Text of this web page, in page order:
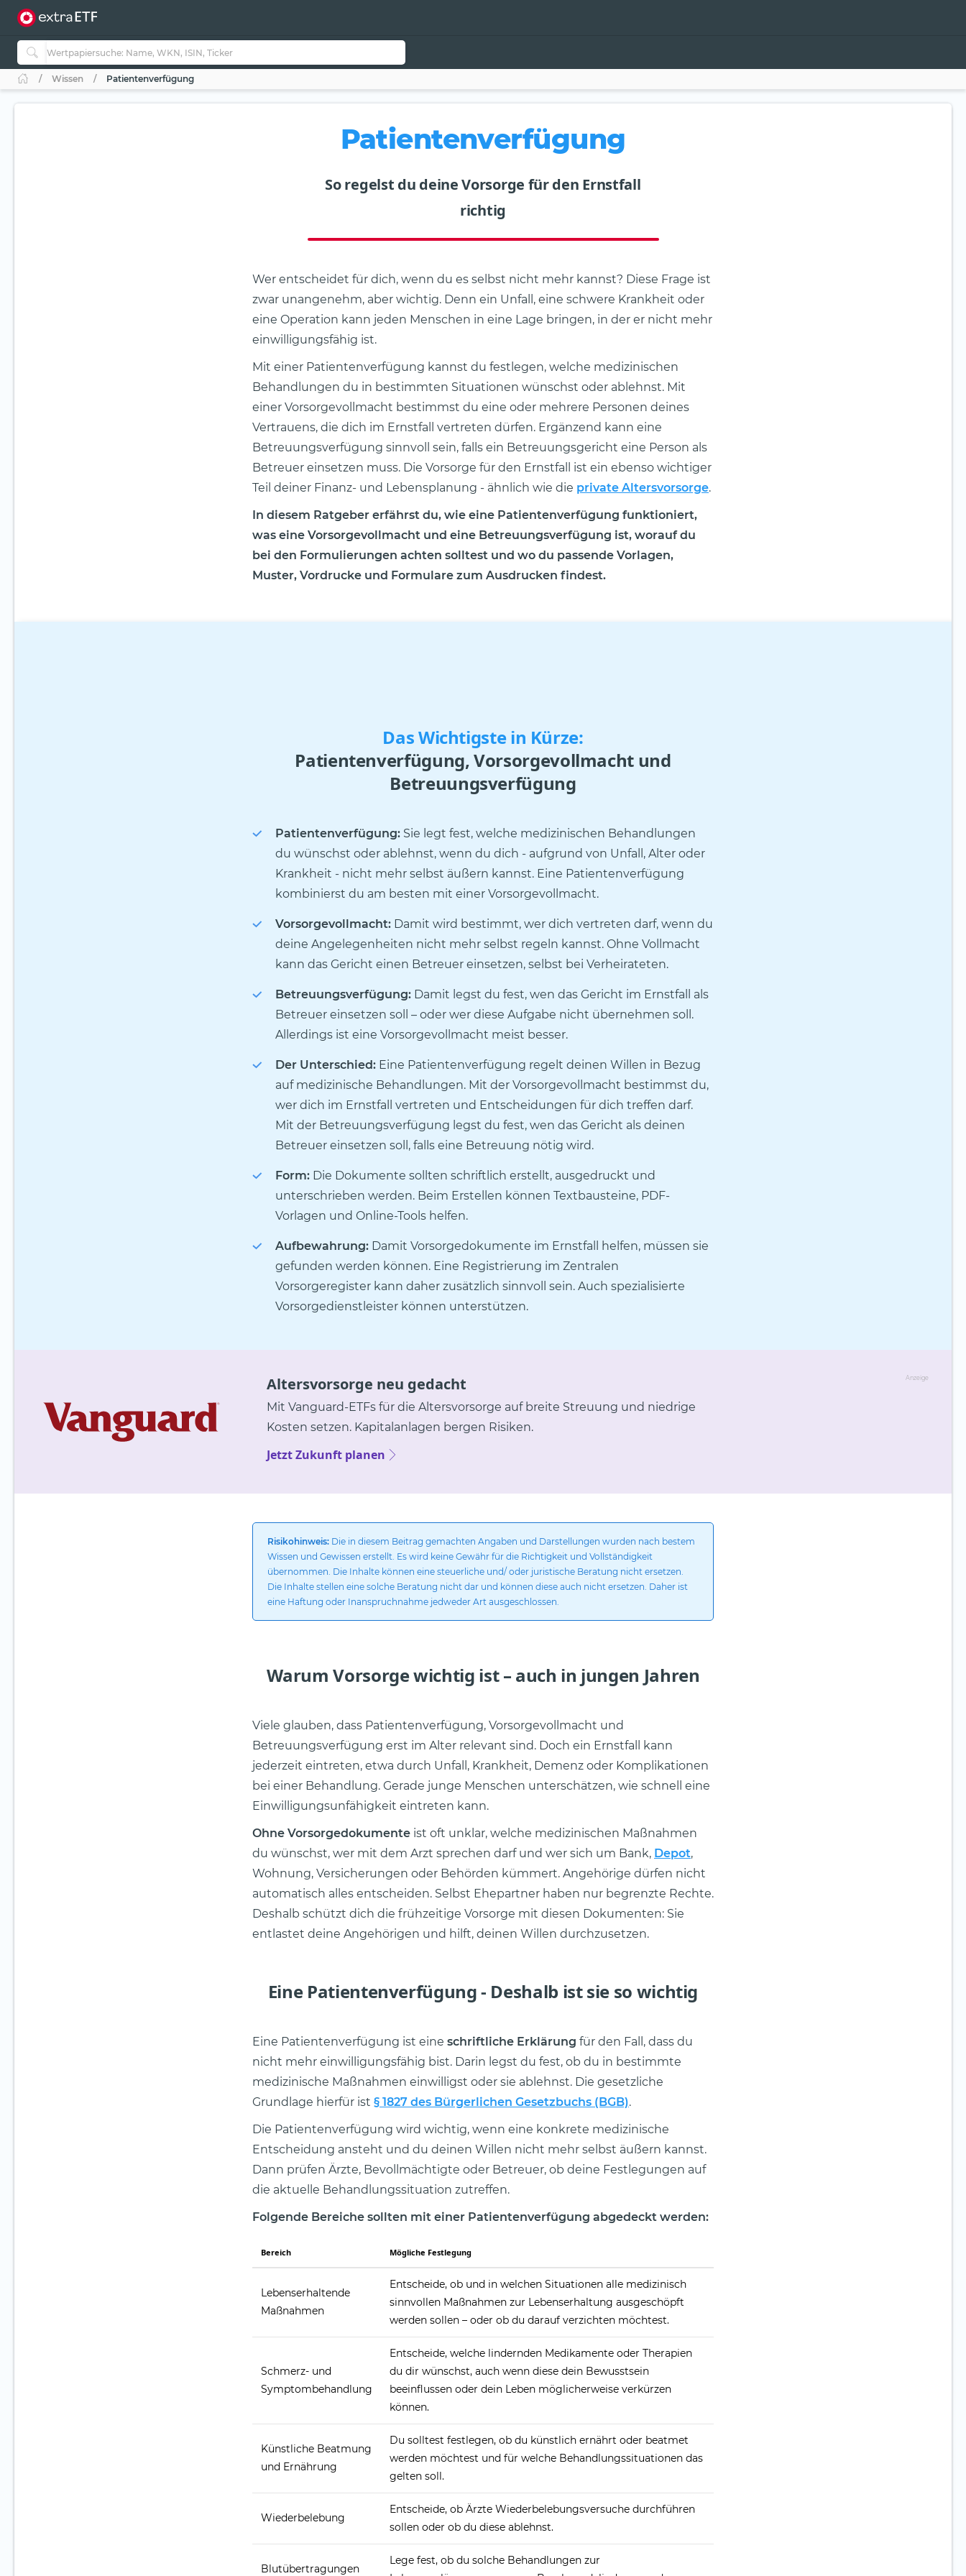
Wissen Patientenverfügung
Patientenverfügung
So regelst du deine Vorsorge für den Ernstfall
richtig
Wer entscheidet für dich, wenn du es selbst nicht mehr kannst? Diese Frage ist
zwar unangenehm, aber wichtig. Denn ein Unfall, eine schwere Krankheit oder
eine Operation kann jeden Menschen in eine Lage bringen, in der er nicht mehr
einwilligungsfähig ist.
Mit einer Patientenverfügung kannst du festlegen, welche medizinischen
Behandlungen du in bestimmten Situationen wünschst oder ablehnst. Mit
einer Vorsorgevollmacht bestimmst du eine oder mehrere Personen deines
Vertrauens, die dich im Ernstfall vertreten dürfen. Ergänzend kann eine
Betreuungsverfügung sinnvoll sein, falls ein Betreuungsgericht eine Person als
Betreuer einsetzen muss. Die Vorsorge für den Ernstfall ist ein ebenso wichtiger
Teil deiner Finanz- und Lebensplanung - ähnlich wie die private Altersvorsorge.
In diesem Ratgeber erfährst du, wie eine Patientenverfügung funktioniert,
was eine Vorsorgevollmacht und eine Betreuungsverfügung ist, worauf du
bei den Formulierungen achten solltest und wo du passende Vorlagen,
Muster, Vordrucke und Formulare zum Ausdrucken findest.
Das Wichtigste in Kürze:
Patientenverfügung, Vorsorgevollmacht und
Betreuungsverfügung
Patientenverfügung: Sie legt fest, welche medizinischen Behandlungen
du wünschst oder ablehnst, wenn du dich - aufgrund von Unfall, Alter oder
Krankheit - nicht mehr selbst äußern kannst. Eine Patientenverfügung
kombinierst du am besten mit einer Vorsorgevollmacht.
Vorsorgevollmacht: Damit wird bestimmt, wer dich vertreten darf, wenn du
deine Angelegenheiten nicht mehr selbst regeln kannst. Ohne Vollmacht
kann das Gericht einen Betreuer einsetzen, selbst bei Verheirateten.
Betreuungsverfügung: Damit legst du fest, wen das Gericht im Ernstfall als
Betreuer einsetzen soll – oder wer diese Aufgabe nicht übernehmen soll.
Allerdings ist eine Vorsorgevollmacht meist besser.
Der Unterschied: Eine Patientenverfügung regelt deinen Willen in Bezug
auf medizinische Behandlungen. Mit der Vorsorgevollmacht bestimmst du,
wer dich im Ernstfall vertreten und Entscheidungen für dich treffen darf.
Mit der Betreuungsverfügung legst du fest, wen das Gericht als deinen
Betreuer einsetzen soll, falls eine Betreuung nötig wird.
Form: Die Dokumente sollten schriftlich erstellt, ausgedruckt und
unterschrieben werden. Beim Erstellen können Textbausteine, PDF-
Vorlagen und Online-Tools helfen.
Aufbewahrung: Damit Vorsorgedokumente im Ernstfall helfen, müssen sie
gefunden werden können. Eine Registrierung im Zentralen
Vorsorgeregister kann daher zusätzlich sinnvoll sein. Auch spezialisierte
Vorsorgedienstleister können unterstützen.
Anzeige
Altersvorsorge neu gedacht
Mit Vanguard-ETFs für die Altersvorsorge auf breite Streuung und niedrige
Kosten setzen. Kapitalanlagen bergen Risiken.
Jetzt Zukunft planen
Risikohinweis: Die in diesem Beitrag gemachten Angaben und Darstellungen wurden nach bestem
Wissen und Gewissen erstellt. Es wird keine Gewähr für die Richtigkeit und Vollständigkeit
übernommen. Die Inhalte können eine steuerliche und/ oder juristische Beratung nicht ersetzen.
Die Inhalte stellen eine solche Beratung nicht dar und können diese auch nicht ersetzen. Daher ist
eine Haftung oder Inanspruchnahme jedweder Art ausgeschlossen.
Warum Vorsorge wichtig ist – auch in jungen Jahren
Viele glauben, dass Patientenverfügung, Vorsorgevollmacht und
Betreuungsverfügung erst im Alter relevant sind. Doch ein Ernstfall kann
jederzeit eintreten, etwa durch Unfall, Krankheit, Demenz oder Komplikationen
bei einer Behandlung. Gerade junge Menschen unterschätzen, wie schnell eine
Einwilligungsunfähigkeit eintreten kann.
Ohne Vorsorgedokumente ist oft unklar, welche medizinischen Maßnahmen
du wünschst, wer mit dem Arzt sprechen darf und wer sich um Bank, Depot,
Wohnung, Versicherungen oder Behörden kümmert. Angehörige dürfen nicht
automatisch alles entscheiden. Selbst Ehepartner haben nur begrenzte Rechte.
Deshalb schützt dich die frühzeitige Vorsorge mit diesen Dokumenten: Sie
entlastet deine Angehörigen und hilft, deinen Willen durchzusetzen.
Eine Patientenverfügung - Deshalb ist sie so wichtig
Eine Patientenverfügung ist eine schriftliche Erklärung für den Fall, dass du
nicht mehr einwilligungsfähig bist. Darin legst du fest, ob du in bestimmte
medizinische Maßnahmen einwilligst oder sie ablehnst. Die gesetzliche
Grundlage hierfür ist § 1827 des Bürgerlichen Gesetzbuchs (BGB).
Die Patientenverfügung wird wichtig, wenn eine konkrete medizinische
Entscheidung ansteht und du deinen Willen nicht mehr selbst äußern kannst.
Dann prüfen Ärzte, Bevollmächtigte oder Betreuer, ob deine Festlegungen auf
die aktuelle Behandlungssituation zutreffen.
Folgende Bereiche sollten mit einer Patientenverfügung abgedeckt werden:
Bereich Mögliche Festlegung
Lebenserhaltende
Maßnahmen
Entscheide, ob und in welchen Situationen alle medizinisch
sinnvollen Maßnahmen zur Lebenserhaltung ausgeschöpft
werden sollen – oder ob du darauf verzichten möchtest.
Schmerz- und
Symptombehandlung
Entscheide, welche lindernden Medikamente oder Therapien
du dir wünschst, auch wenn diese dein Bewusstsein
beeinflussen oder dein Leben möglicherweise verkürzen
können.
Künstliche Beatmung
und Ernährung
Du solltest festlegen, ob du künstlich ernährt oder beatmet
werden möchtest und für welche Behandlungssituationen das
gelten soll.
Wiederbelebung
Entscheide, ob Ärzte Wiederbelebungsversuche durchführen
sollen oder ob du diese ablehnst.
Blutübertragungen
Lege fest, ob du solche Behandlungen zur